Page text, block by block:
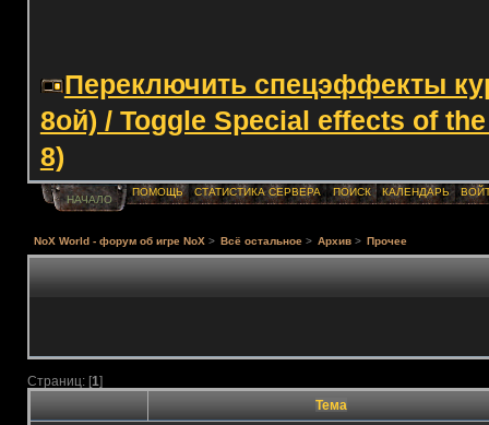
Переключить спецэффекты
8ой) / Toggle Special effects of
8)
НАЧАЛО
ПОМОЩЬ СТАТИСТИКА СЕРВЕРА ПОИСК КАЛЕНДАРЬ
NoX World - форум об игре NoX > Всё остальное > Архив > Прочее
Страниц: [1]
Тема